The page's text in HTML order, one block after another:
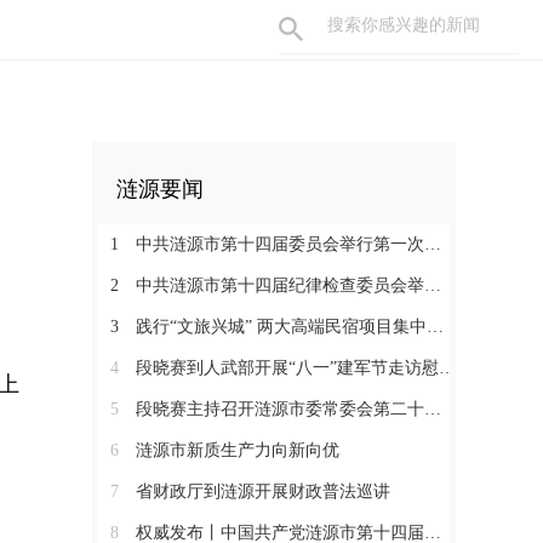
涟源要闻
1 中共涟源市第十四届委员会举行第一次全体会议 段晓赛当选市委书记 伍鹤群周杨当选市委副书记
2 中共涟源市第十四届纪律检查委员会举行第一次全体会议
3 践行“文旅兴城” 两大高端民宿项目集中签约开工 全力打造“湖湘地区文旅康养名城”
4 段晓赛到人武部开展“八一”建军节走访慰问活动
5 段晓赛主持召开涟源市委常委会第二十八次会议
6 涟源市新质生产力向新向优
7 省财政厅到涟源开展财政普法巡讲
8 权威发布丨中国共产党涟源市第十四届纪律检查委员会书记、副书记、常委名单